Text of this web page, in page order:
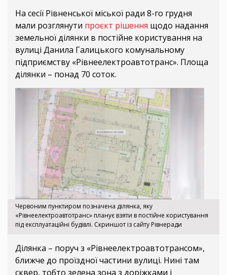
На сесії Рівненської міської ради 8-го грудня
мали розглянути проєкт рішення щодо надання
земельної ділянки в постійне користування на
вулиці Данила Галицького комунальному
підприємству «Рівнеелектроавтотранс». Площа
ділянки – понад 70 соток.
Червоним пунктиром позначена ділянка, яку
«Рівнеелектроавтотранс» планує взяти в постійне користування
під експлуатаційні будівлі. Скриншот із сайту Рівнеради
Ділянка – поруч з «Рівнеелектроавтотрансом»,
ближче до проїздної частини вулиці. Нині там
сквер, тобто зелена зона з доріжками і